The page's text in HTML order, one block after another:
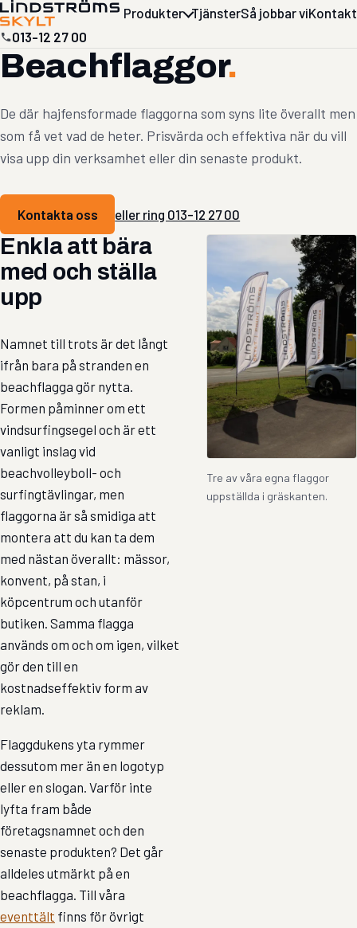
Produkter TjänsterSå jobbar viKontakt
013-12 27 00
Beachflaggor.
De där hajfensformade flaggorna som syns lite överallt men
som få vet vad de heter. Prisvärda och effektiva när du vill
visa upp din verksamhet eller din senaste produkt.
Kontakta oss eller ring 013-12 27 00
Enkla att bära
med och ställa
upp
Namnet till trots är det långt
ifrån bara på stranden en
beachflagga gör nytta.
Formen påminner om ett
vindsurfingsegel och är ett
vanligt inslag vid
beachvolleyboll- och
surfingtävlingar, men
flaggorna är så smidiga att
montera att du kan ta dem
med nästan överallt: mässor,
konvent, på stan, i
köpcentrum och utanför
butiken. Samma flagga
används om och om igen, vilket
gör den till en
kostnadseffektiv form av
reklam.
Flaggdukens yta rymmer
dessutom mer än en logotyp
eller en slogan. Varför inte
lyfta fram både
företagsnamnet och den
senaste produkten? Det går
alldeles utmärkt på en
beachflagga. Till våra
eventtält finns för övrigt
Tre av våra egna flaggor
uppställda i gräskanten.